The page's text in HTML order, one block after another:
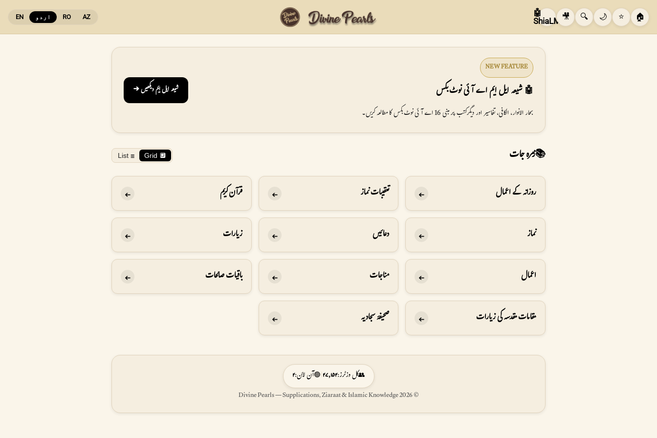
EN اردو RO AZ
🤖
ShiaLM 🎥 🔍 🌙 ⭐ 🏠
NEW FEATURE
🤖 شیعہ ایل ایم اے آئی نوٹ بکس
بحار الانوار، الکافی، تفاسیر اور دیگر کتب پر مبنی 16 اے آئی نوٹ بکس کا مطالعہ کریں۔
شیعہ ایل ایم دیکھیں ➔
📚زمرہ جات 🔲 Grid
☰ List
روزانہ کے اعمال ➔ تعقیبات نماز ➔ قرآن كريم ➔
نماز ➔ دعائیں ➔ زیارات ➔
اعمال ➔ مناجات ➔ باقیات صالحات ➔
مقامات مقدسہ کی زیارات ➔ صحيفۂ سجاديہ ➔
👥کل وزٹرز:۲۷,۱۵۲🟢آن لائن:۲
© 2026 Divine Pearls — Supplications, Ziaraat & Islamic Knowledge